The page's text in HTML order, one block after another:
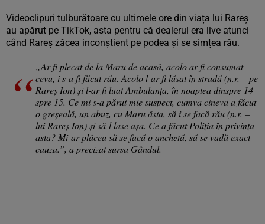
Videoclipuri tulburătoare cu ultimele ore din viața lui Rareș
au apărut pe TikTok, asta pentru că dealerul era live atunci
când Rareș zăcea inconștient pe podea și se simțea rău.
„Ar fi plecat de la Maru de acasă, acolo ar fi consumat
ceva, i s-a fi făcut rău. Acolo l-ar fi lăsat în stradă (n.r. – pe
Rareș Ion) și l-ar fi luat Ambulanța, în noaptea dinspre 14
spre 15. Ce mi s-a părut mie suspect, cumva cineva a făcut
o greșeală, un abuz, cu Maru ăsta, să i se facă rău (n.r. –
lui Rareș Ion) și să-l lase așa. Ce a făcut Poliția în privința
asta? Mi-ar plăcea să se facă o anchetă, să se vadă exact
cauza.”, a precizat sursa Gândul.